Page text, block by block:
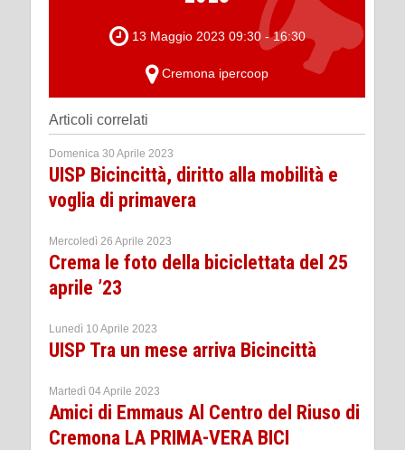
13 Maggio 2023 09:30 - 16:30
Cremona ipercoop
Articoli correlati
Domenica 30 Aprile 2023
UISP Bicincittà, diritto alla mobilità e
voglia di primavera
Mercoledì 26 Aprile 2023
Crema le foto della biciclettata del 25
aprile ’23
Lunedì 10 Aprile 2023
UISP Tra un mese arriva Bicincittà
Martedì 04 Aprile 2023
Amici di Emmaus Al Centro del Riuso di
Cremona LA PRIMA-VERA BICI